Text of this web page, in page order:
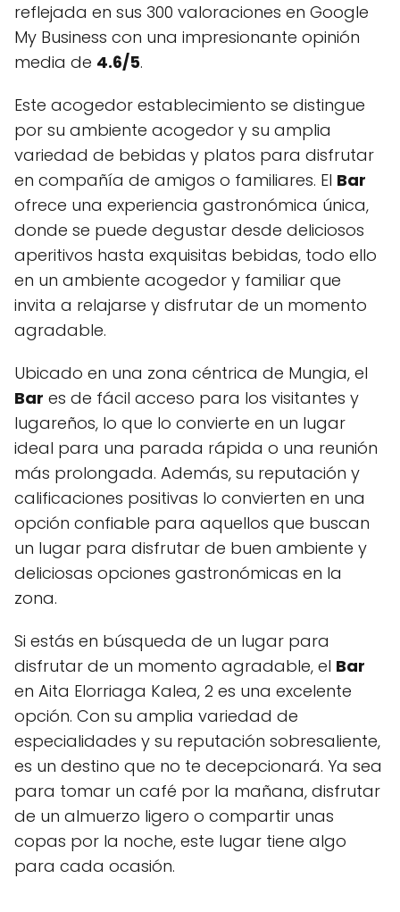
reflejada en sus 300 valoraciones en Google
My Business con una impresionante opinión
media de 4.6/5.
Este acogedor establecimiento se distingue
por su ambiente acogedor y su amplia
variedad de bebidas y platos para disfrutar
en compañía de amigos o familiares. El Bar
ofrece una experiencia gastronómica única,
donde se puede degustar desde deliciosos
aperitivos hasta exquisitas bebidas, todo ello
en un ambiente acogedor y familiar que
invita a relajarse y disfrutar de un momento
agradable.
Ubicado en una zona céntrica de Mungia, el
Bar es de fácil acceso para los visitantes y
lugareños, lo que lo convierte en un lugar
ideal para una parada rápida o una reunión
más prolongada. Además, su reputación y
calificaciones positivas lo convierten en una
opción confiable para aquellos que buscan
un lugar para disfrutar de buen ambiente y
deliciosas opciones gastronómicas en la
zona.
Si estás en búsqueda de un lugar para
disfrutar de un momento agradable, el Bar
en Aita Elorriaga Kalea, 2 es una excelente
opción. Con su amplia variedad de
especialidades y su reputación sobresaliente,
es un destino que no te decepcionará. Ya sea
para tomar un café por la mañana, disfrutar
de un almuerzo ligero o compartir unas
copas por la noche, este lugar tiene algo
para cada ocasión.